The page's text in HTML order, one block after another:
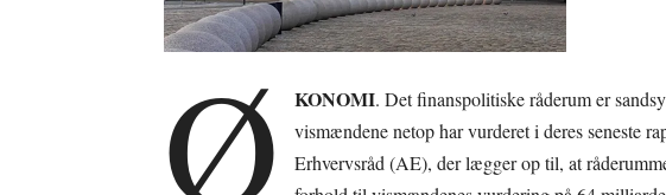
Ø KONOMI. Det finanspolitiske råderum er
vismændene netop har vurderet i deres seneste
Erhvervsråd (AE), der lægger op til, at